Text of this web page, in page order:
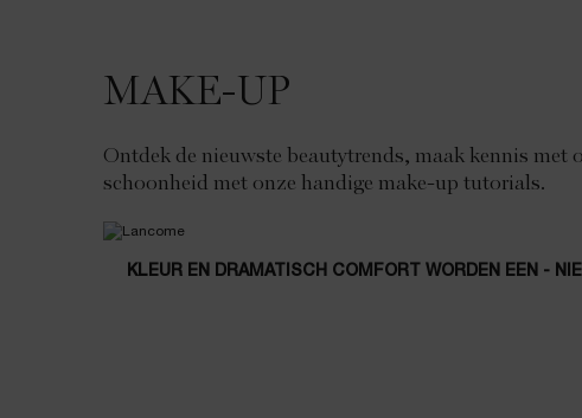
MAKE-UP
Ontdek de nieuwste beautytrends, maak kennis met
schoonheid met onze handige make-up tutorials.
KLEUR EN DRAMATISCH COMFORT WORDEN EEN -